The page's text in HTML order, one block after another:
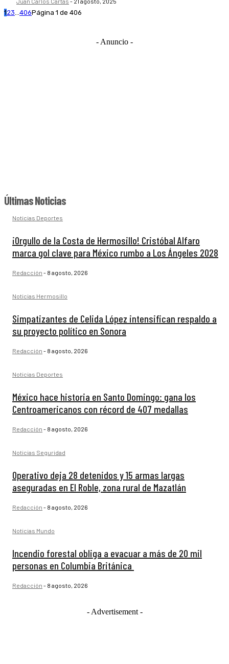
123...406Página 1 de 406
- Anuncio -
Últimas Noticias
Noticias Deportes
¡Orgullo de la Costa de Hermosillo! Cristóbal Alfaro
marca gol clave para México rumbo a Los Ángeles 2028
Redacción - 8 agosto, 2026
Noticias Hermosillo
Simpatizantes de Celida López intensifican respaldo a
su proyecto político en Sonora
Redacción - 8 agosto, 2026
Noticias Deportes
México hace historia en Santo Domingo: gana los
Centroamericanos con récord de 407 medallas
Redacción - 8 agosto, 2026
Noticias Seguridad
Operativo deja 28 detenidos y 15 armas largas
aseguradas en El Roble, zona rural de Mazatlán
Redacción - 8 agosto, 2026
Noticias Mundo
Incendio forestal obliga a evacuar a más de 20 mil
personas en Columbia Británica
Redacción - 8 agosto, 2026
- Advertisement -